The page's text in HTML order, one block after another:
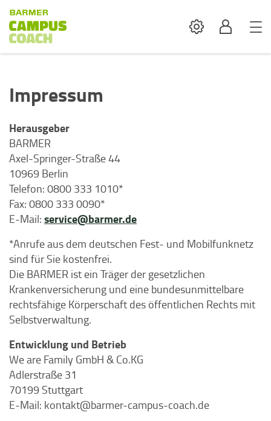
SettingsProfil
Impressum
Herausgeber
BARMER
Axel-Springer-Straße 44
10969 Berlin
Telefon: 0800 333 1010*
Fax: 0800 333 0090*
E-Mail: service@barmer.de
*Anrufe aus dem deutschen Fest- und Mobilfunknetz
sind für Sie kostenfrei.
Die BARMER ist ein Träger der gesetzlichen
Krankenversicherung und eine bundesunmittelbare
rechtsfähige Körperschaft des öffentlichen Rechts mit
Selbstverwaltung.
Entwicklung und Betrieb
We are Family GmbH & Co.KG
Adlerstraße 31
70199 Stuttgart
E-Mail: kontakt@barmer-campus-coach.de